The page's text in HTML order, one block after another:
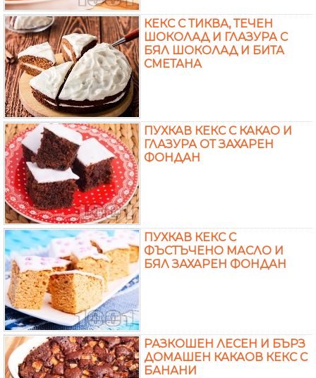
КЕКС С ТИКВА, ТЕЧЕН
ШОКОЛАД И ГЛАЗУРА С
БЯЛ ШОКОЛАД И БИТА
СМЕТАНА
ПУХКАВ КЕКС С КАКАО И
ГЛАЗУРА ОТ ЗАХАРЕН
ФОНДАН
ПУХКАВ КЕКС С
ФЪСТЪЧЕНО МАСЛО И
БЯЛ ЗАХАРЕН ФОНДАН
РАЗКОШЕН ЛЕСЕН И БЪРЗ
ДОМАШЕН КАКАОВ КЕКС С
БАНАНИ